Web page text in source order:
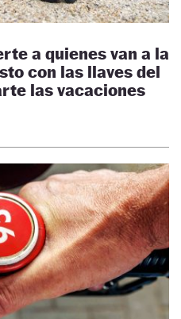
a quienes van a la
con las llaves del
las vacaciones